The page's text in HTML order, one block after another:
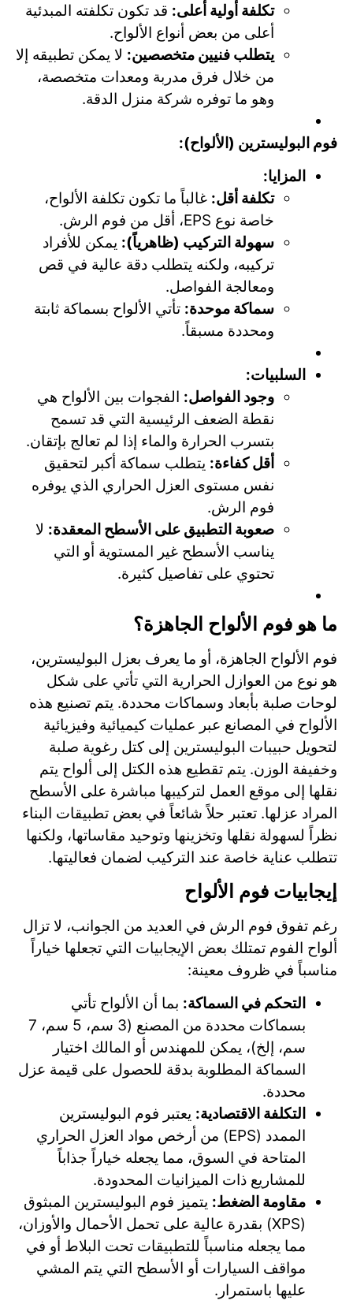
تكلفة أولية أعلى: قد تكون تكلفته المبدئية
أعلى من بعض أنواع الألواح.
يتطلب فنيين متخصصين: لا يمكن تطبيقه إلا
من خلال فرق مدربة ومعدات متخصصة،
وهو ما توفره شركة منزل الدقة.
فوم البوليسترين (الألواح):
المزايا:
تكلفة أقل: غالباً ما تكون تكلفة الألواح،
خاصة نوع EPS، أقل من فوم الرش.
سهولة التركيب (ظاهرياً): يمكن للأفراد
تركيبه، ولكنه يتطلب دقة عالية في قص
ومعالجة الفواصل.
سماكة موحدة: تأتي الألواح بسماكة ثابتة
ومحددة مسبقاً.
السلبيات:
وجود الفواصل: الفجوات بين الألواح هي
نقطة الضعف الرئيسية التي قد تسمح
بتسرب الحرارة والماء إذا لم تعالج بإتقان.
أقل كفاءة: يتطلب سماكة أكبر لتحقيق
نفس مستوى العزل الحراري الذي يوفره
فوم الرش.
صعوبة التطبيق على الأسطح المعقدة: لا
يناسب الأسطح غير المستوية أو التي
تحتوي على تفاصيل كثيرة.
ما هو فوم الألواح الجاهزة؟
فوم الألواح الجاهزة، أو ما يعرف بعزل البوليسترين،
هو نوع من العوازل الحرارية التي تأتي على شكل
لوحات صلبة بأبعاد وسماكات محددة. يتم تصنيع هذه
الألواح في المصانع عبر عمليات كيميائية وفيزيائية
لتحويل حبيبات البوليسترين إلى كتل رغوية صلبة
وخفيفة الوزن. يتم تقطيع هذه الكتل إلى ألواح يتم
نقلها إلى موقع العمل لتركيبها مباشرة على الأسطح
المراد عزلها. تعتبر حلاً شائعاً في بعض تطبيقات البناء
نظراً لسهولة نقلها وتخزينها وتوحيد مقاساتها، ولكنها
تتطلب عناية خاصة عند التركيب لضمان فعاليتها.
إيجابيات فوم الألواح
رغم تفوق فوم الرش في العديد من الجوانب، لا تزال
ألواح الفوم تمتلك بعض الإيجابيات التي تجعلها خياراً
مناسباً في ظروف معينة:
التحكم في السماكة: بما أن الألواح تأتي
بسماكات محددة من المصنع (3 سم، 5 سم، 7
سم، إلخ)، يمكن للمهندس أو المالك اختيار
السماكة المطلوبة بدقة للحصول على قيمة عزل
محددة.
التكلفة الاقتصادية: يعتبر فوم البوليسترين
الممدد (EPS) من أرخص مواد العزل الحراري
المتاحة في السوق، مما يجعله خياراً جذاباً
للمشاريع ذات الميزانيات المحدودة.
مقاومة الضغط: يتميز فوم البوليسترين المبثوق
(XPS) بقدرة عالية على تحمل الأحمال والأوزان،
مما يجعله مناسباً للتطبيقات تحت البلاط أو في
مواقف السيارات أو الأسطح التي يتم المشي
عليها باستمرار.